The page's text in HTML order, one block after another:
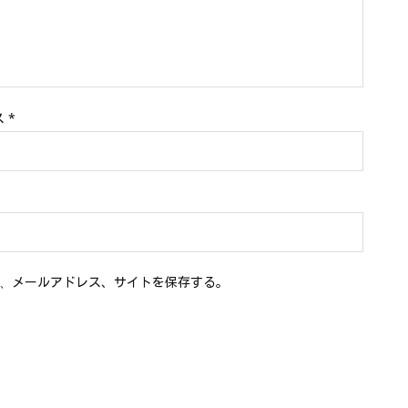
*
ールアドレス、サイトを保存する。